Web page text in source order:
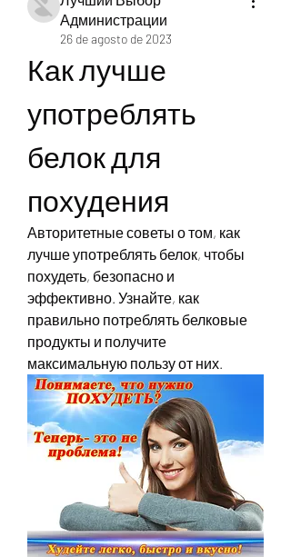
Администрации
26 de agosto de 2023
Как лучше
употреблять
белок для
похудения
Авторитетные советы о том, как
лучше употреблять белок, чтобы
похудеть, безопасно и
эффективно. Узнайте, как
правильно потреблять белковые
продукты и получите
максимальную пользу от них.